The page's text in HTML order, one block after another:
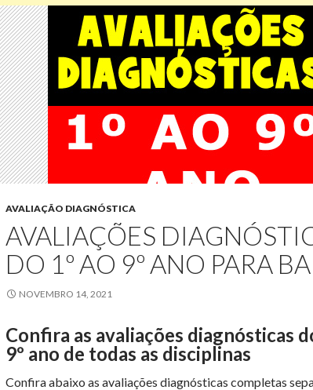
AVALIAÇÃO DIAGNÓSTICA
AVALIAÇÕES
DO 1º AO 9º ANO PARA
NOVEMBRO 14, 2021
Confira as avaliações diagnósticas
9º ano de todas as disciplinas
Confira abaixo as avaliações diagnósticas completas